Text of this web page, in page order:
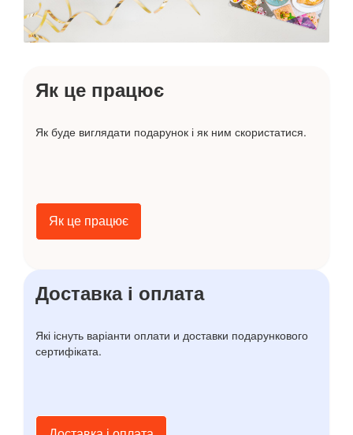
Як це працює
Як буде виглядати подарунок і як ним скористатися.
Як це працює
Доставка і оплата
Які існуть варіанти оплати и доставки подарункового
сертифіката.